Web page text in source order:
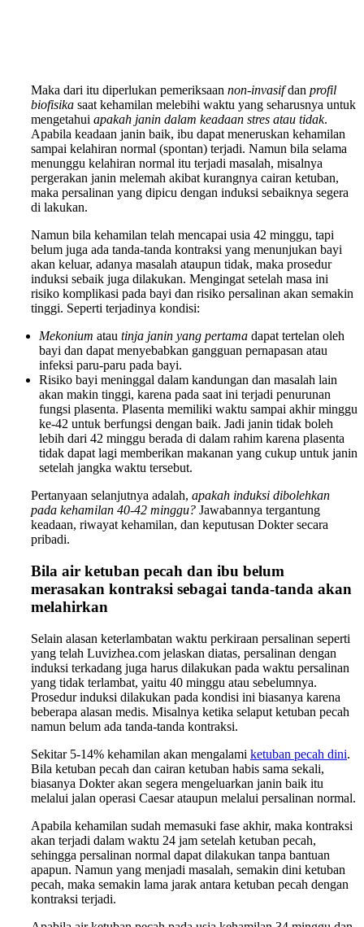
Maka dari itu diperlukan pemeriksaan non-invasifdan profil
biofisika saat kehamilan melebihi waktu yang seharusnya untuk
mengetahui apakah janin dalam keadaan stres atau tidak.
Apabila keadaan janin baik, ibu dapat meneruskan kehamilan
sampai kelahiran normal (spontan) terjadi. Namun bila selama
menunggu kelahiran normal itu terjadi masalah, misalnya
pergerakan janin melemah akibat kurangnya cairan ketuban,
maka persalinan yang dipicu dengan induksi sebaiknya segera
di lakukan.
Namun bila kehamilan telah mencapai usia 42 minggu, tapi
belum juga ada tanda-tanda kontraksi yang menunjukan bayi
akan keluar, adanya masalah ataupun tidak, maka prosedur
induksi sebaik juga dilakukan. Mengingat setelah masa ini
risiko komplikasi pada bayi dan risiko persalinan akan semakin
tinggi. Seperti terjadinya kondisi:
Mekonium atau tinja janin yang pertama dapat tertelan oleh
bayi dan dapat menyebabkan gangguan pernapasan atau
infeksi paru-paru pada bayi.
Risiko bayi meninggal dalam kandungan dan masalah lain
akan makin tinggi, karena pada saat ini terjadi penurunan
fungsi plasenta. Plasenta memiliki waktu sampai akhir minggu
ke-42 untuk berfungsi dengan baik. Jadi janin tidak boleh
lebih dari 42 minggu berada di dalam rahim karena plasenta
tidak dapat lagi memberikan makanan yang cukup untuk janin
setelah jangka waktu tersebut.
Pertanyaan selanjutnya adalah, apakah induksi dibolehkan
pada kehamilan 40-42 minggu? Jawabannya tergantung
keadaan, riwayat kehamilan, dan keputusan Dokter secara
pribadi.
Bila air ketuban pecah dan ibu belum
merasakan kontraksi sebagai tanda-tanda akan
melahirkan
Selain alasan keterlambatan waktu perkiraan persalinan seperti
yang telah Luvizhea.com jelaskan diatas, persalinan dengan
induksi terkadang juga harus dilakukan pada waktu persalinan
yang tidak terlambat, yaitu 40 minggu atau sebelumnya.
Prosedur induksi dilakukan pada kondisi ini biasanya karena
beberapa alasan medis. Misalnya ketika selaput ketuban pecah
namun belum ada tanda-tanda kontraksi.
Sekitar 5-14% kehamilan akan mengalami ketuban pecah dini.
Bila ketuban pecah dan cairan ketuban habis sama sekali,
biasanya Dokter akan segera mengeluarkan janin baik itu
melalui jalan operasi Caesar ataupun melalui persalinan normal.
Apabila kehamilan sudah memasuki fase akhir, maka kontraksi
akan terjadi dalam waktu 24 jam setelah ketuban pecah,
sehingga persalinan normal dapat dilakukan tanpa bantuan
apapun. Namun yang menjadi masalah, semakin dini ketuban
pecah, maka semakin lama jarak antara ketuban pecah dengan
kontraksi terjadi.